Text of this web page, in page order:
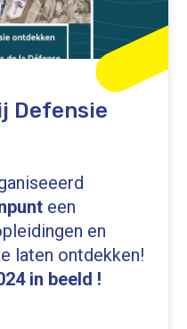
Defensie
een
en
laten ontdekken!
in beeld !